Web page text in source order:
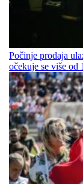
Počinje prodaja
očekuje se više od